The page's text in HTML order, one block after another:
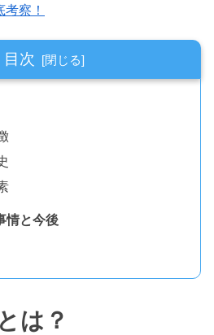
察！
目次
情と今後
は？